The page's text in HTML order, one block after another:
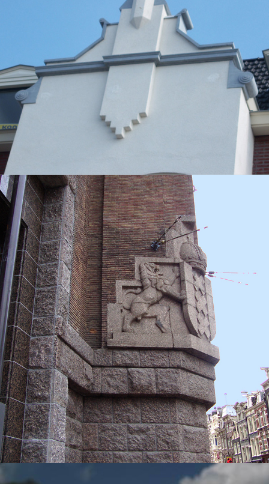
BENETTI MARMI
KERAMISCH STEENSTRIPS ROFFELSTROKEN